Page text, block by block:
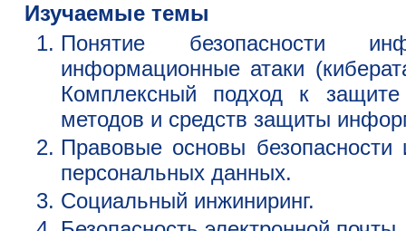
Изучаемые темы
Понятие безопасности
информационные атаки
Комплексный подход к
методов и средств защиты
Правовые основы
персональных данных.
Социальный инжиниринг.